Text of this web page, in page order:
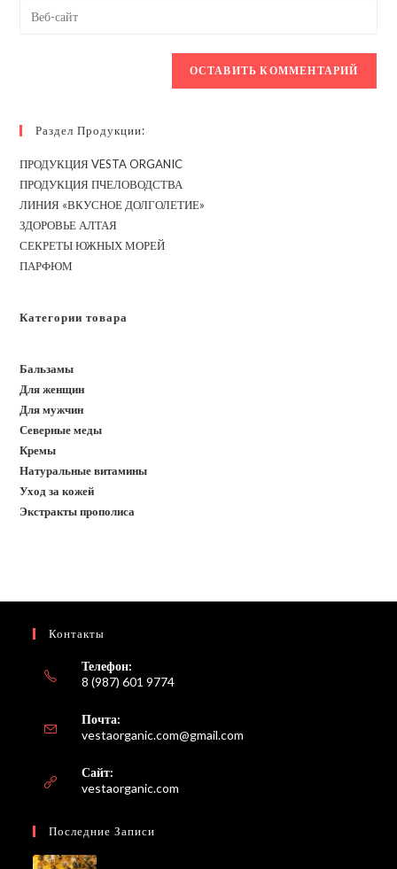
пользователя,
адрес,
Введите
Раздел Продукции:
ПРОДУКЦИЯ VESTA ORGANIC
ПРОДУКЦИЯ ПЧЕЛОВОДСТВА
ЛИНИЯ «ВКУСНОЕ ДОЛГОЛЕТИЕ»
ЗДОРОВЬЕ АЛТАЯ
СЕКРЕТЫ ЮЖНЫХ МОРЕЙ
ПАРФЮМ
Категории товара
Бальзамы
Для женщин
Для мужчин
Северные меды
Кремы
Натуральные витамины
Уход за кожей
Экстракты прополиса
Контакты
Телефон:
8 (987) 601 9774
Почта:
vestaorganic.com@gmail.com
Сайт:
vestaorganic.com
Последние Записи